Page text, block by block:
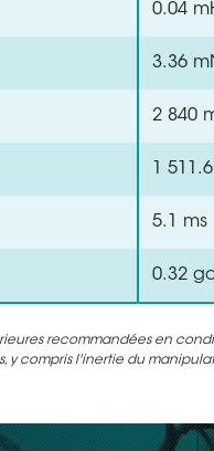
0.04
3.36
2 840
1
5.1 ms
0.32
recommandées en
y compris l'inertie du